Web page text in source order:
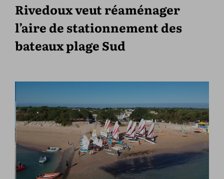
Rivedoux veut réaménager
l’aire de stationnement des
bateaux plage Sud